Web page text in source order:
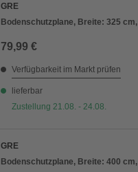
GRE
Bodenschutzplane, Breite: 325
79,99 €
Verfügbarkeit im Markt prüfen
lieferbar
Zustellung 21.08. - 24.08.
GRE
Bodenschutzplane, Breite: 400